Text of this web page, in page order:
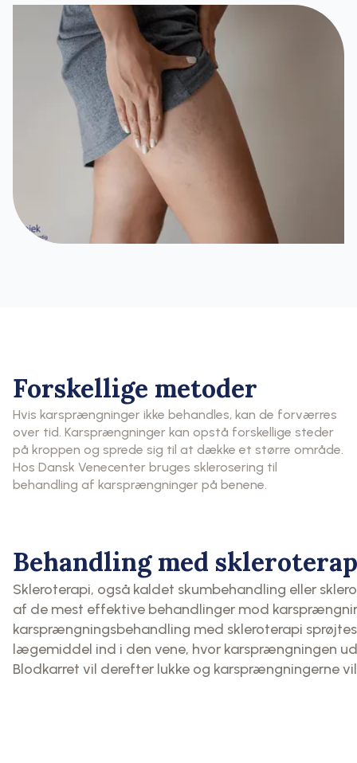
Forskellige metoder
Hvis karsprængninger ikke behandles, kan de forværres
over tid. Karsprængninger kan opstå forskellige steder
på kroppen og sprede sig til at dække et større område.
Hos Dansk Venecenter bruges sklerosering til
behandling af karsprængninger på benene.
Behandling med
Skleroterapi, også kaldet skumbehandling eller
af ​​de mest effektive behandlinger mod
karsprængningsbehandling med skleroterapi
lægemiddel ind i den vene, hvor karsprængningen
Blodkarret vil derefter lukke og karsprængningerne